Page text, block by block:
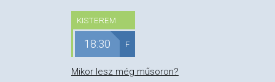
KISTEREM
18:30 F
Mikor lesz még műsoron?